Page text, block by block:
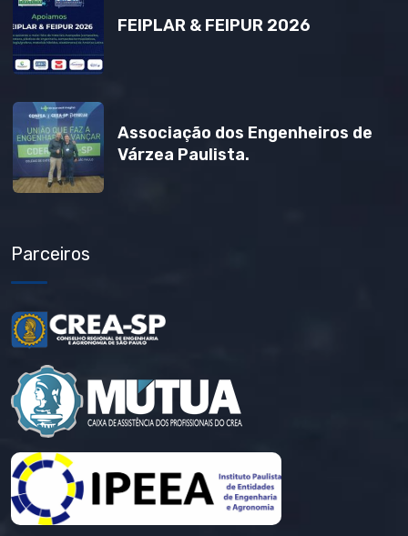
FEIPLAR & FEIPUR 2026
Associação dos Engenheiros de
Várzea Paulista.
Parceiros